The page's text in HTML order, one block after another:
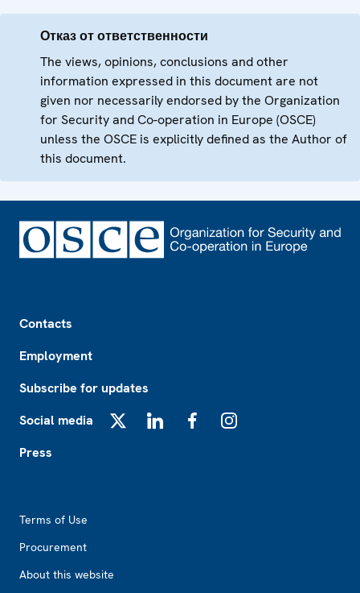
Отказ от ответственности
The views, opinions, conclusions and other
information expressed in this document are not
given nor necessarily endorsed by the Organization
for Security and Co-operation in Europe (OSCE)
unless the OSCE is explicitly defined as the Author of
this document.
Contacts
Employment
Subscribe for updates
Social media
Press
Terms of Use
Procurement
About this website